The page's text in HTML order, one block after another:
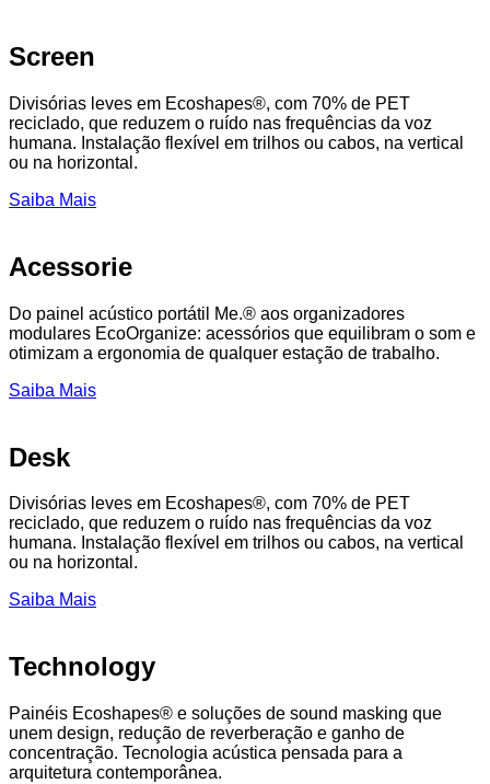
Screen
Divisórias leves em Ecoshapes®, com 70% de PET
reciclado, que reduzem o ruído nas frequências da voz
humana. Instalação flexível em trilhos ou cabos, na vertical
ou na horizontal.
Saiba Mais
Acessorie
Do painel acústico portátil Me.® aos organizadores
modulares EcoOrganize: acessórios que equilibram o som e
otimizam a ergonomia de qualquer estação de trabalho.
Saiba Mais
Desk
Divisórias leves em Ecoshapes®, com 70% de PET
reciclado, que reduzem o ruído nas frequências da voz
humana. Instalação flexível em trilhos ou cabos, na vertical
ou na horizontal.
Saiba Mais
Technology
Painéis Ecoshapes® e soluções de sound masking que
unem design, redução de reverberação e ganho de
concentração. Tecnologia acústica pensada para a
arquitetura contemporânea.